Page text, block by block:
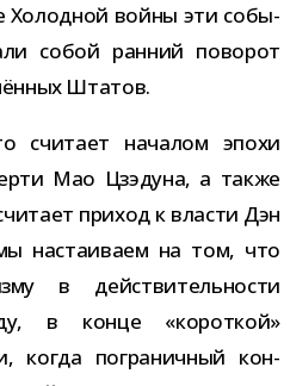
Холодной войны эти собы­
собой ран­ний пово­рот
Штатов.
счи­тает нача­лом эпохи
Мао Цзэдуна, а также
при­ход к вла­сти Дэн
наста­и­ваем на том, что
в дей­стви­тель­но­сти
в конце «корот­кой»
когда погра­нич­ный кон­